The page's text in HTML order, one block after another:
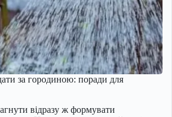
за городиною: поради для
відразу ж формувати